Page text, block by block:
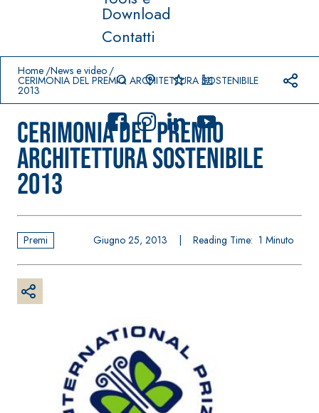
Download
Contatti
Home News e video
CERIMONIA DEL PREMIO ARCHITETTURA SOSTENIBILE
2013
CERIMONIA DEL PREMIO
ARCHITETTURA SOSTENIBILE
2013
Premi Giugno 25, 2013 Reading Time: 1 Minuto
Prodotti in primo piano
Sistema POSA
RIVESTIMENTI
AQU ®IMPERMEABILIZ
impermeabilizzante
elastica
monocomponente
polimero
cementizia
UR
SICURA G3
Idropittura